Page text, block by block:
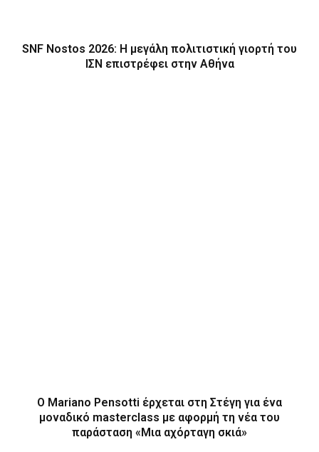
SNF Nostos 2026: Η μεγάλη πολιτιστική γιορτή του
ΙΣΝ επιστρέφει στην Αθήνα
Ο Mariano Pensotti έρχεται στη Στέγη για ένα
μοναδικό masterclass με αφορμή τη νέα του
παράσταση «Μια αχόρταγη σκιά»